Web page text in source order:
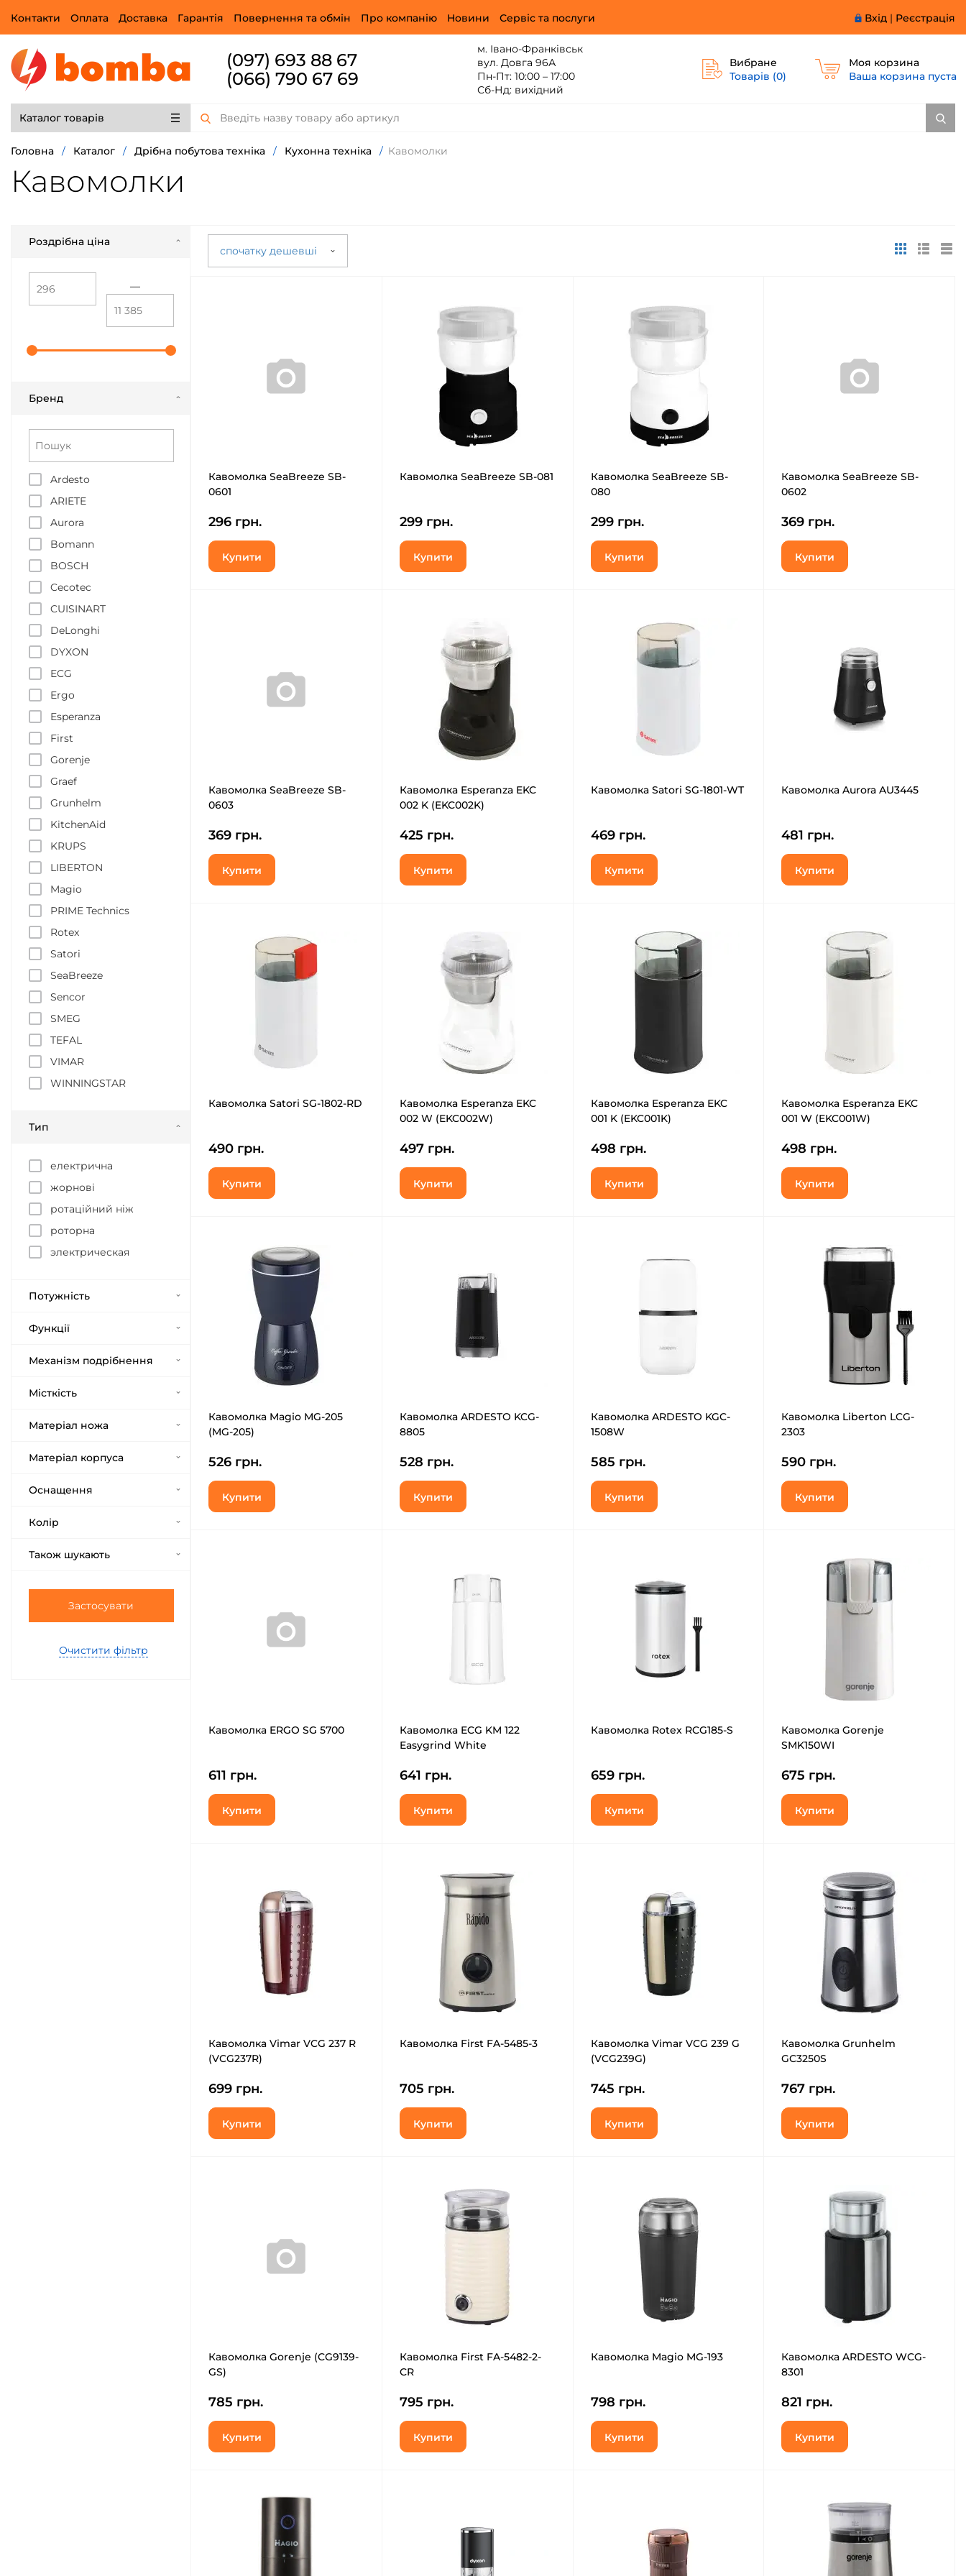
Вхід | Реєстрація
Контакти Оплата Доставка Гарантія Повернення та обмін Про компанію Новини Сервіс та послуги
(097) 693 88 67
(066) 790 67 69
м. Івано-Франківськ
вул. Довга 96А
Пн-Пт: 10:00 – 17:00
Сб-Нд: вихідний
Вибране
Товарів (0)
Моя корзина
Ваша корзина пуста
Каталог товарів
Головна / Каталог / Дрібна побутова техніка / Кухонна техніка / Кавомолки
Кавомолки
спочатку дешевші
Роздрібна ціна
—
Бренд
Ardesto
ARIETE
Aurora
Bomann
BOSCH
Cecotec
CUISINART
DeLonghi
DYXON
ECG
Ergo
Esperanza
First
Gorenje
Graef
Grunhelm
KitchenAid
KRUPS
LIBERTON
Magio
PRIME Technics
Rotex
Satori
SeaBreeze
Sencor
SMEG
TEFAL
VIMAR
WINNINGSTAR
Тип
електрична
жорнові
ротаційний ніж
роторна
электрическая
Потужність
Функції
Механізм подрібнення
Місткість
Матеріал ножа
Матеріал корпуса
Оснащення
Колір
Також шукають
Застосувати
Очистити фільтр
Кавомолка SeaBreeze SB-
0601
296 грн.
Купити
Кавомолка SeaBreeze SB-081
299 грн.
Купити
Кавомолка SeaBreeze SB-
080
299 грн.
Купити
Кавомолка SeaBreeze SB-
0602
369 грн.
Купити
Кавомолка SeaBreeze SB-
0603
369 грн.
Купити
Кавомолка Esperanza EKC
002 K (EKC002K)
425 грн.
Купити
Кавомолка Satori SG-1801-WT
469 грн.
Купити
Кавомолка Aurora AU3445
481 грн.
Купити
Кавомолка Satori SG-1802-RD
490 грн.
Купити
Кавомолка Esperanza EKC
002 W (EKC002W)
497 грн.
Купити
Кавомолка Esperanza EKC
001 K (EKC001K)
498 грн.
Купити
Кавомолка Esperanza EKC
001 W (EKC001W)
498 грн.
Купити
Кавомолка Magio МG-205
(MG-205)
526 грн.
Купити
Кавомолка ARDESTO KCG-
8805
528 грн.
Купити
Кавомолка ARDESTO KGC-
1508W
585 грн.
Купити
Кавомолка Liberton LCG-
2303
590 грн.
Купити
Кавомолка ERGO SG 5700
611 грн.
Купити
Кавомолка ECG KM 122
Easygrind White
641 грн.
Купити
Кавомолка Rotex RCG185-S
659 грн.
Купити
Кавомолка Gorenje
SMK150WI
675 грн.
Купити
Кавомолка Vimar VCG 237 R
(VCG237R)
699 грн.
Купити
Кавомолка First FA-5485-3
705 грн.
Купити
Кавомолка Vimar VCG 239 G
(VCG239G)
745 грн.
Купити
Кавомолка Grunhelm
GC3250S
767 грн.
Купити
Кавомолка Gorenje (CG9139-
GS)
785 грн.
Купити
Кавомолка First FA-5482-2-
CR
795 грн.
Купити
Кавомолка Magio MG-193
798 грн.
Купити
Кавомолка ARDESTO WCG-
8301
821 грн.
Купити